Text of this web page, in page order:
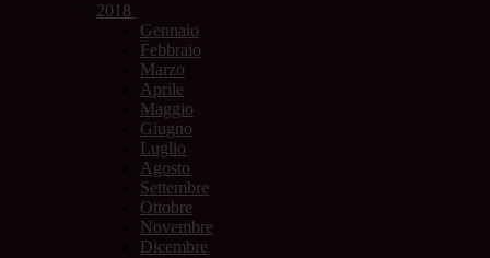
2018
Gennaio
Febbraio
Marzo
Aprile
Maggio
Giugno
Luglio
Agosto
Settembre
Ottobre
Novembre
Dicembre